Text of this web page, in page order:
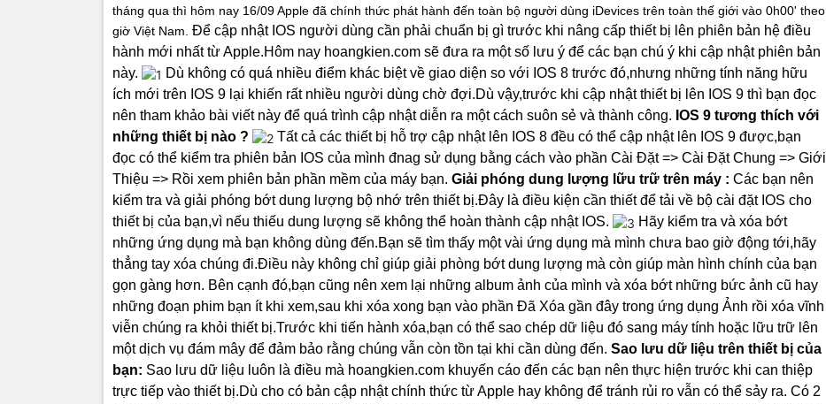
tháng qua thì hôm nay 16/09 Apple đã chính thức phát hành đến toàn bộ người dùng iDevices trên toàn thế giới vào 0h00' theo
giờ Việt Nam. Để cập nhật IOS người dùng cần phải chuẩn bị gì trước khi nâng cấp thiết bị lên phiên bản hệ điều
hành mới nhất từ Apple.Hôm nay hoangkien.com sẽ đưa ra một số lưu ý để các bạn chú ý khi cập nhật phiên bản
này.
Dù không có quá nhiều điểm khác biệt về giao diện so với IOS 8 trước đó,nhưng những tính năng hữu
ích mới trên IOS 9 lại khiến rất nhiều người dùng chờ đợi.Dù vậy,trước khi cập nhật thiết bị lên IOS 9 thì bạn đọc
nên tham khảo bài viết này để quá trình cập nhật diễn ra một cách suôn sẻ và thành công. IOS 9 tương thích với
những thiết bị nào ?
Tất cả các thiết bị hỗ trợ cập nhật lên IOS 8 đều có thể cập nhật lên IOS 9 được,bạn
đọc có thể kiểm tra phiên bản IOS của mình đnag sử dụng bằng cách vào phần Cài Đặt => Cài Đặt Chung => Giới
Thiệu => Rồi xem phiên bản phần mềm của máy bạn. Giải phóng dung lượng lữu trữ trên máy : Các bạn nên
kiểm tra và giải phóng bớt dung lượng bộ nhớ trên thiết bị.Đây là điều kiện cần thiết để tải về bộ cài đặt IOS cho
thiết bị của bạn,vì nếu thiếu dung lượng sẽ không thể hoàn thành cập nhật IOS.
Hãy kiểm tra và xóa bớt
những ứng dụng mà bạn không dùng đến.Bạn sẽ tìm thấy một vài ứng dụng mà mình chưa bao giờ động tới,hãy
thẳng tay xóa chúng đi.Điều này không chỉ giúp giải phòng bớt dung lượng mà còn giúp màn hình chính của bạn
gọn gàng hơn. Bên cạnh đó,bạn cũng nên xem lại những album ảnh của mình và xóa bớt những bức ảnh cũ hay
những đoạn phim bạn ít khi xem,sau khi xóa xong bạn vào phần Đã Xóa gần đây trong ứng dụng Ảnh rồi xóa vĩnh
viễn chúng ra khỏi thiết bị.Trước khi tiến hành xóa,bạn có thể sao chép dữ liệu đó sang máy tính hoặc lữu trữ lên
một dịch vụ đám mây để đảm bảo rằng chúng vẫn còn tồn tại khi cần dùng đến. Sao lưu dữ liệu trên thiết bị của
bạn: Sao lưu dữ liệu luôn là điều mà hoangkien.com khuyến cáo đến các bạn nên thực hiện trước khi can thiệp
trực tiếp vào thiết bị.Dù cho có bản cập nhật chính thức từ Apple hay không để tránh rủi ro vẫn có thể sảy ra. Có 2